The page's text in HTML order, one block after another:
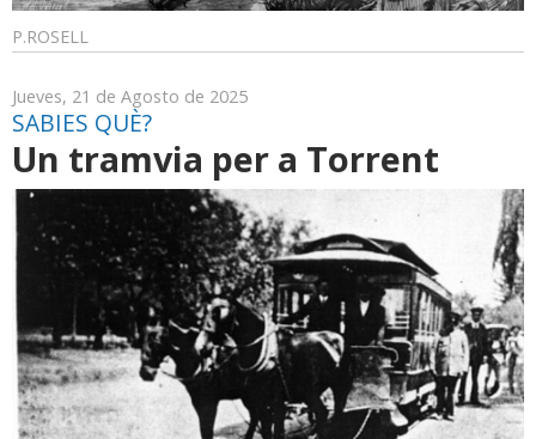
P.ROSELL
Jueves, 21 de Agosto de 2025
SABIES QUÈ?
Un tramvia per a Torrent